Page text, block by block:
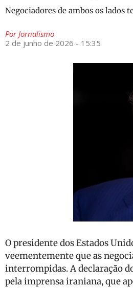
Negociadores de ambos os lados
PorJornalismo
2 de junho de 2026 - 15:35
O presidente dos Estados
veementemente que as
interrompidas. A declaração
pela imprensa iraniana, que